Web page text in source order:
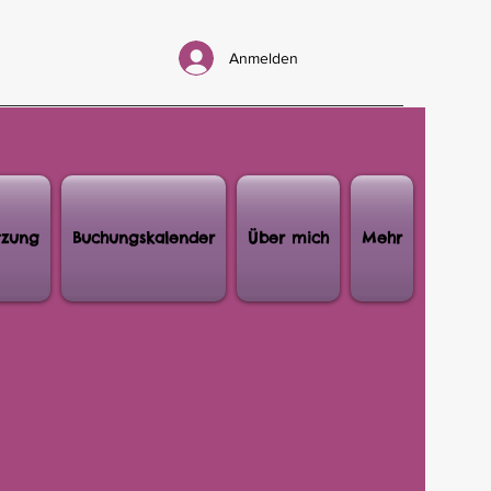
Anmelden
Buchungskalender Über mich Mehr